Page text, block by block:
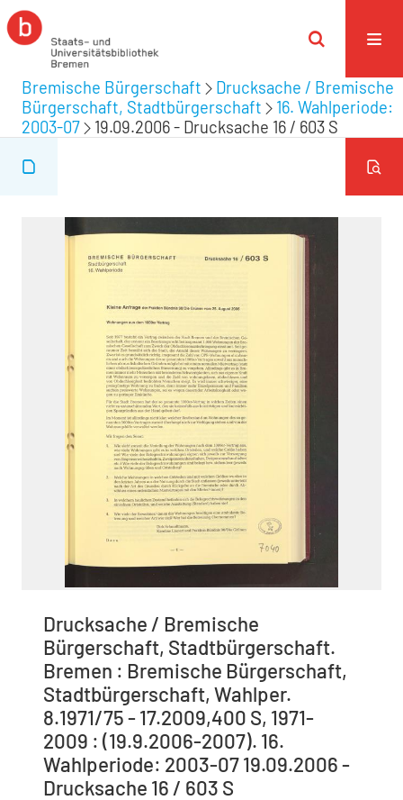
Bremische Bürgerschaft
Drucksache / Bremische
Bürgerschaft, Stadtbürgerschaft
16. Wahlperiode:
2003-07
19.09.2006 - Drucksache 16 / 603 S
Drucksache / Bremische
Bürgerschaft, Stadtbürgerschaft.
Bremen : Bremische Bürgerschaft,
Stadtbürgerschaft, Wahlper.
8.1971/75 - 17.2009,400 S, 1971-
2009 : (19.9.2006-2007). 16.
Wahlperiode: 2003-07 19.09.2006 -
Drucksache 16 / 603 S